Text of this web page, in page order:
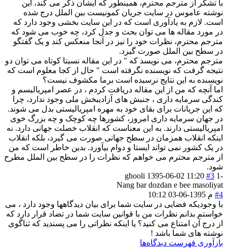
با تشکر از مترجم محترم، همینطور که ایشان ذکر می کند، این
نوشته عاموس در سایت جریان کمونیست بین الملل درج شده
است. لازم به یادآوری است که در این سایت بخشی وجود دارد که
در مورد مقاله ها می توان بحث و جدل کرد، چه خوب می شود که
مترجم محترم، نظرات خود را نیز در آنجا منعکس کند و یک گفتگو
در سطح بین الملل صورت گیرد.
مترجم محترم، می نویسد که " در این مقاله نسبتا کوتاه می توان دو
نتیجه گرفت که نویسنده نگرفته است " حال از کجا معلوم است که
نویسنده به این نتایج نرسیده است برما مکشوف نیست؟
اما آنچه که من از این مقاله دریافت کردم ، در عصر امپریالیسم و
کندگی سرمایه داری ، جنبش های آزادیبخش ملی وجود ندارد، چرا
که این جریانات برای بقای خود به مهره امپریالیستی بدل می شوند.
در جهان سرمایه داری امروز، کشورها چه کوچک و چه بزرگ خوی
امپریالیستی دارند. به این معناست که انقلاب خصلت جهانی دارد. نه
اینکه انقلاب همزمان در سطح جهانی صورت می گیرد، بلکه انقلاب
در یک کشور نمی تواند ایستا و دوام بیآورد. بدین خاطر است که من
از مترجم محترم می خواهم که نظرات را در سطح بین الملل مطرح
شود.
-1
#3
ghooli 1395-06-02 11:20
Nang bar dozdan e bee masoliyat
#4 م 1395-06-03 10:12
با وجودیکه فضایی در سایت شما برای بیان دیدگاهها وجود دارد ، می
خواستم بدانم نظرات من با قوانین سایت شما در تضاد قرار دارد که
از درج آن امتناع می کنید؟ یا اینکه نظراتی را می پسندید که ثناگوی
نوشته های شما باشد !
بازآوری فهرست دیدگاه‌ها